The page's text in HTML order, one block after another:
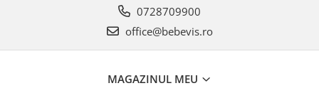
0728709900
office@bebevis.ro
MAGAZINUL MEU